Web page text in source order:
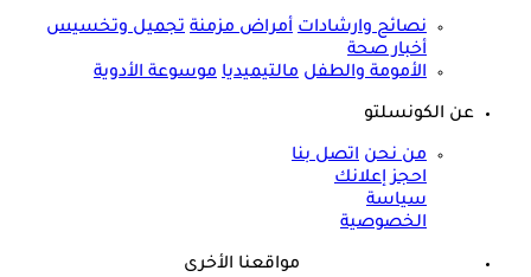
نصائح وارشادات أمراض مزمنة تجميل وتخسيس
أخبار صحة
الأمومة والطفل مالتيميديا موسوعة الأدوية
عن الكونسلتو
من نحن اتصل بنا
احجز إعلانك
سياسة
الخصوصية
مواقعنا الأخرى